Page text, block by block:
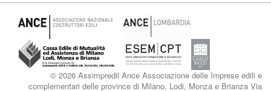
© 2026 Assimpredil Ance Associazione delle Imprese edili e
complementari delle province di Milano, Lodi, Monza e Brianza Via